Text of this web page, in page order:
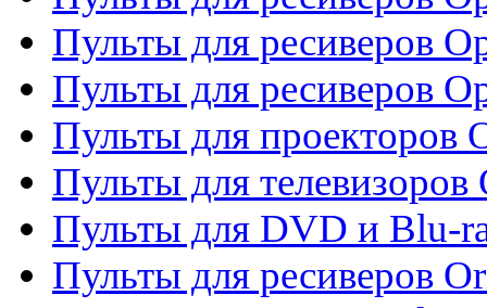
Пульты для ресиверов
Пульты для ресиверов
Пульты для проекторов
Пульты для телевизоров
Пульты для DVD и Blu-
Пульты для ресиверов